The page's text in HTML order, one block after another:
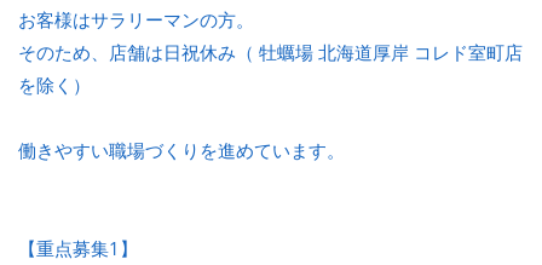
お客様はサラリーマンの方。
そのため、店舗は日祝休み（ 牡蠣場 北海道厚岸 コレド室町店
を除く）
働きやすい職場づくりを進めています。
【重点募集1】